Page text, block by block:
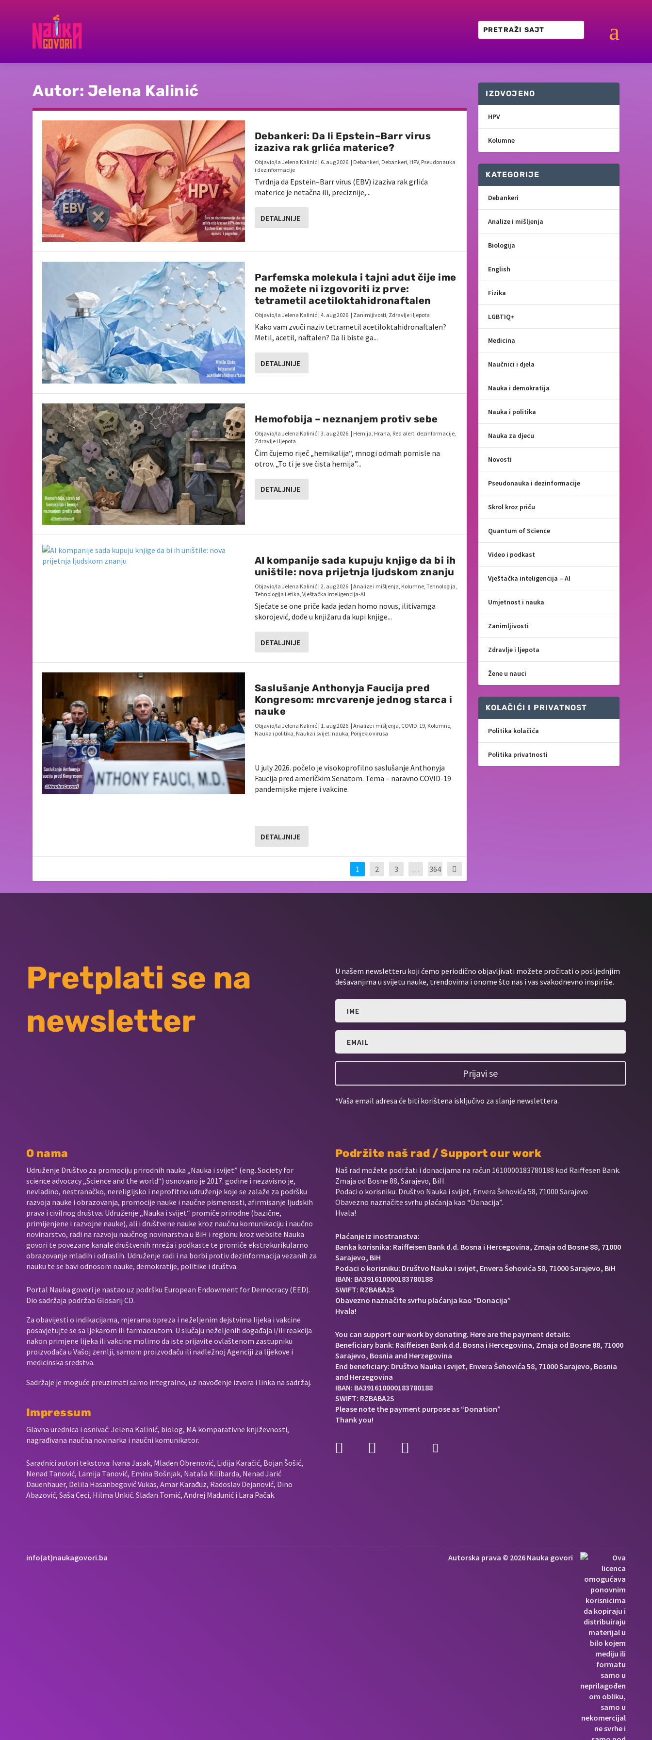
a
Autor: Jelena Kalinić
Debankeri: Da li Epstein–Barr virus
izaziva rak grlića materice?
Objavio/la Jelena Kalinić| 6. aug 2026. | Debankeri, Debankeri, HPV, Pseudonauka
i dezinformacije
Tvrdnja da Epstein–Barr virus (EBV) izaziva rak grlića
materice je netačna ili, preciznije,...
DETALJNIJE
Parfemska molekula i tajni adut čije ime
ne možete ni izgovoriti iz prve:
tetrametil acetiloktahidronaftalen
Objavio/la Jelena Kalinić| 4. aug 2026. | Zanimljivosti, Zdravlje i ljepota
Kako vam zvuči naziv tetrametil acetiloktahidronaftalen?
Metil, acetil, naftalen? Da li biste ga...
DETALJNIJE
Hemofobija – neznanjem protiv sebe
Objavio/la Jelena Kalinić| 3. aug 2026. | Hemija Hrana Red alert: dezinformacije,
Zdravlje i ljepota
Čim čujemo riječ „hemikalija“, mnogi odmah pomisle na
otrov. „To ti je sve čista hemija”...
DETALJNIJE
AI kompanije sada kupuju knjige da bi ih
uništile: nova prijetnja ljudskom znanju
Objavio/la Jelena Kalinić| 2. aug 2026. | Analize i mišljenja, Kolumne, Tehnologija,
Tehnologija i etika, Vještačka inteligencija-AI
Sjećate se one priče kada jedan homo novus, ilitivamga
skorojević, dođe u knjižaru da kupi knjige...
DETALJNIJE
Saslušanje Anthonyja Faucija pred
Kongresom: mrcvarenje jednog starca i
nauke
Objavio/la Jelena Kalinić| 1. aug 2026. | Analize i mišljenja, COVID-19, Kolumne,
Nauka i politika, Nauka i svijet: nauka, Porijeklo virusa
U july 2026. počelo je visokoprofilno saslušanje Anthonyja
Faucija pred američkim Senatom. Tema – naravno COVID-19
pandemijske mjere i vakcine.
DETALJNIJE
1 2 3 … 364
IZDVOJENO
HPV
Kolumne
KATEGORIJE
Debankeri
Analize i mišljenja
Biologija
English
Fizika
LGBTIQ+
Medicina
Naučnici i djela
Nauka i demokratija
Nauka i politika
Nauka za djecu
Novosti
Pseudonauka i dezinformacije
Skrol kroz priču
Quantum of Science
Video i podkast
Vještačka inteligencija – AI
Umjetnost i nauka
Zanimljivosti
Zdravlje i ljepota
Žene u nauci
KOLAČIĆI I PRIVATNOST
Politika kolačića
Politika privatnosti
Pretplati se na
newsletter
U našem newsletteru koji ćemo periodično objavljivati možete pročitati o posljednjim
dešavanjima u svijetu nauke, trendovima i onome što nas i vas svakodnevno inspiriše.
Prijavi se
*Vaša email adresa će biti korištena isključivo za slanje newslettera.
O nama
Udruženje Društvo za promociju prirodnih nauka „Nauka i svijet” (eng. Society for
science advocacy „Science and the world“) osnovano je 2017. godine i nezavisno je,
nevladino, nestranačko, nereligijsko i neprofitno udruženje koje se zalaže za podršku
razvoja nauke i obrazovanja, promocije nauke i naučne pismenosti, afirmisanje ljudskih
prava i civilnog društva. Udruženje „Nauka i svijet“ promiče prirodne (bazične,
primijenjene i razvojne nauke), ali i društvene nauke kroz naučnu komunikaciju i naučno
novinarstvo, radi na razvoju naučnog novinarstva u BiH i regionu kroz website Nauka
govori te povezane kanale društvenih mreža i podkaste te promiče ekstrakurikularno
obrazovanje mladih i odraslih. Udruženje radi i na borbi protiv dezinformacija vezanih za
nauku te se bavi odnosom nauke, demokratije, politike i društva.
Portal Nauka govori je nastao uz podršku European Endowment for Democracy (EED).
Dio sadržaja podržao Glosarij CD.
Za obavijesti o indikacijama, mjerama opreza i neželjenim dejstvima lijeka i vakcine
posavjetujte se sa ljekarom ili farmaceutom. U slučaju neželjenih događaja i/ili reakcija
nakon primjene lijeka ili vakcine molimo da iste prijavite ovlaštenom zastupniku
proizvođača u Vašoj zemlji, samom proizvođaču ili nadležnoj Agenciji za lijekove i
medicinska sredstva.
Sadržaje je moguće preuzimati samo integralno, uz navođenje izvora i linka na sadržaj.
Impressum
Glavna urednica i osnivač: Jelena Kalinić, biolog, MA komparativne književnosti,
nagrađivana naučna novinarka i naučni komunikator.
Saradnici autori tekstova: Ivana Jasak, Mladen Obrenović, Lidija Karačić, Bojan Šošić,
Nenad Tanović, Lamija Tanović, Emina Bošnjak, Nataša Kilibarda, Nenad Jarić
Dauenhauer, Delila Hasanbegović Vukas, Amar Karađuz, Radoslav Dejanović, Dino
Abazović, Saša Ceci, Hilma Unkić. Slađan Tomić, Andrej Madunić i Lara Pačak.
Podržite naš rad / Support our work
Naš rad možete podržati i donacijama na račun 1610000183780188 kod Raiffesen Bank.
Zmaja od Bosne 88, Sarajevo, BiH.
Podaci o korisniku: Društvo Nauka i svijet, Envera Šehovića 58, 71000 Sarajevo
Obavezno naznačite svrhu plaćanja kao “Donacija”.
Hvala!
Plaćanje iz inostranstva:
Banka korisnika: Raiffeisen Bank d.d. Bosna i Hercegovina, Zmaja od Bosne 88, 71000
Sarajevo, BiH
Podaci o korisniku: Društvo Nauka i svijet, Envera Šehovića 58, 71000 Sarajevo, BiH
IBAN: BA391610000183780188
SWIFT: RZBABA2S
Obavezno naznačite svrhu plaćanja kao “Donacija”
Hvala!
You can support our work by donating. Here are the payment details:
Beneficiary bank: Raiffeisen Bank d.d. Bosna i Hercegovina, Zmaja od Bosne 88, 71000
Sarajevo, Bosnia and Herzegovina
End beneficiary: Društvo Nauka i svijet, Envera Šehovića 58, 71000 Sarajevo, Bosnia
and Herzegovina
IBAN: BA391610000183780188
SWIFT: RZBABA2S
Please note the payment purpose as “Donation”
Thank you!
info(at)naukagovori.ba Autorska prava © 2026 Nauka govori